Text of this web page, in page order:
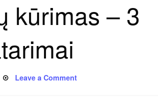
kūrimas – 3
Leave a Commenton